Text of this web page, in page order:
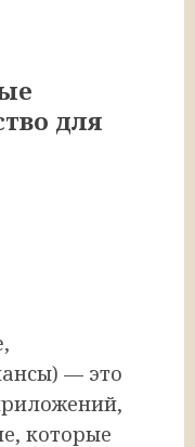
для
— это
которые